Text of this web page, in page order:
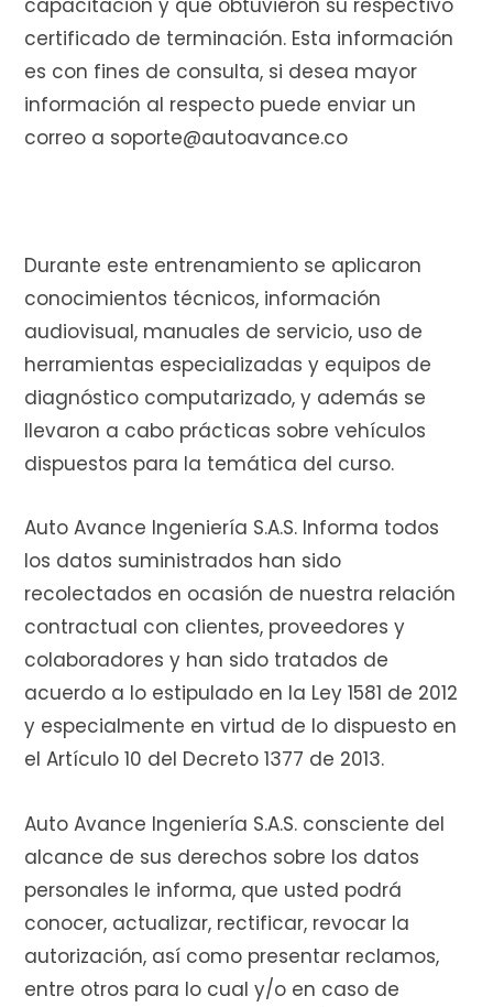
s
capacitación y que obtuvieron su respectivo
certificado de terminación. Esta información
es con fines de consulta, si desea mayor
información al respecto puede enviar un
correo a soporte@autoavance.co
Durante este entrenamiento se aplicaron
conocimientos técnicos, información
audiovisual, manuales de servicio, uso de
herramientas especializadas y equipos de
diagnóstico computarizado, y además se
llevaron a cabo prácticas sobre vehículos
dispuestos para la temática del curso.
Auto Avance Ingeniería S.A.S. Informa todos
los datos suministrados han sido
recolectados en ocasión de nuestra relación
contractual con clientes, proveedores y
colaboradores y han sido tratados de
acuerdo a lo estipulado en la Ley 1581 de 2012
y especialmente en virtud de lo dispuesto en
el Artículo 10 del Decreto 1377 de 2013.
Auto Avance Ingeniería S.A.S. consciente del
alcance de sus derechos sobre los datos
personales le informa, que usted podrá
conocer, actualizar, rectificar, revocar la
autorización, así como presentar reclamos,
entre otros para lo cual y/o en caso de